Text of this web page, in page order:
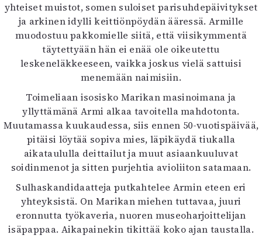
Lehdet
4/2026
2–3/2026
1/2026
6/2025
5/2025
Lehtiarkisto
Info
Tilaus ja irtonumerot
Toimitus
Mediatiedot
Kaltio ry
yhteiset muistot, somen suloiset parisuhdepäivitykset
ja arkinen idylli keittiönpöydän ääressä. Armille
muodostuu pakkomielle siitä, että viisikymmentä
täytettyään hän ei enää ole oikeutettu
leskeneläkkeeseen, vaikka joskus vielä sattuisi
menemään naimisiin.
Toimeliaan isosisko Marikan masinoimana ja
yllyttämänä Armi alkaa tavoitella mahdotonta.
Muutamassa kuukaudessa, siis ennen 50-vuotispäivää,
pitäisi löytää sopiva mies, läpikäydä tiukalla
aikataululla deittailut ja muut asiaankuuluvat
soidinmenot ja sitten purjehtia avioliiton satamaan.
Sulhaskandidaatteja putkahtelee Armin eteen eri
yhteyksistä. On Marikan miehen tuttavaa, juuri
eronnutta työkaveria, nuoren museoharjoittelijan
isäpappaa. Aikapainekin tikittää koko ajan taustalla.